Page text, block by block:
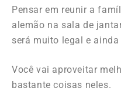
Pensar em reunir a
alemão na sala de
será muito legal e
Você vai aproveitar
bastante coisas neles.